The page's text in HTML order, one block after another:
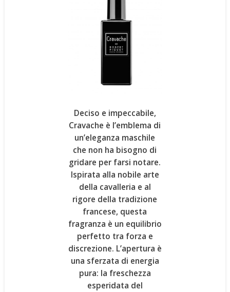
Deciso e impeccabile,
Cravache è l’emblema di
un’eleganza maschile
che non ha bisogno di
gridare per farsi notare.
Ispirata alla nobile arte
della cavalleria e al
rigore della tradizione
francese, questa
fragranza è un equilibrio
perfetto tra forza e
discrezione. L’apertura è
una sferzata di energia
pura: la freschezza
esperidata del